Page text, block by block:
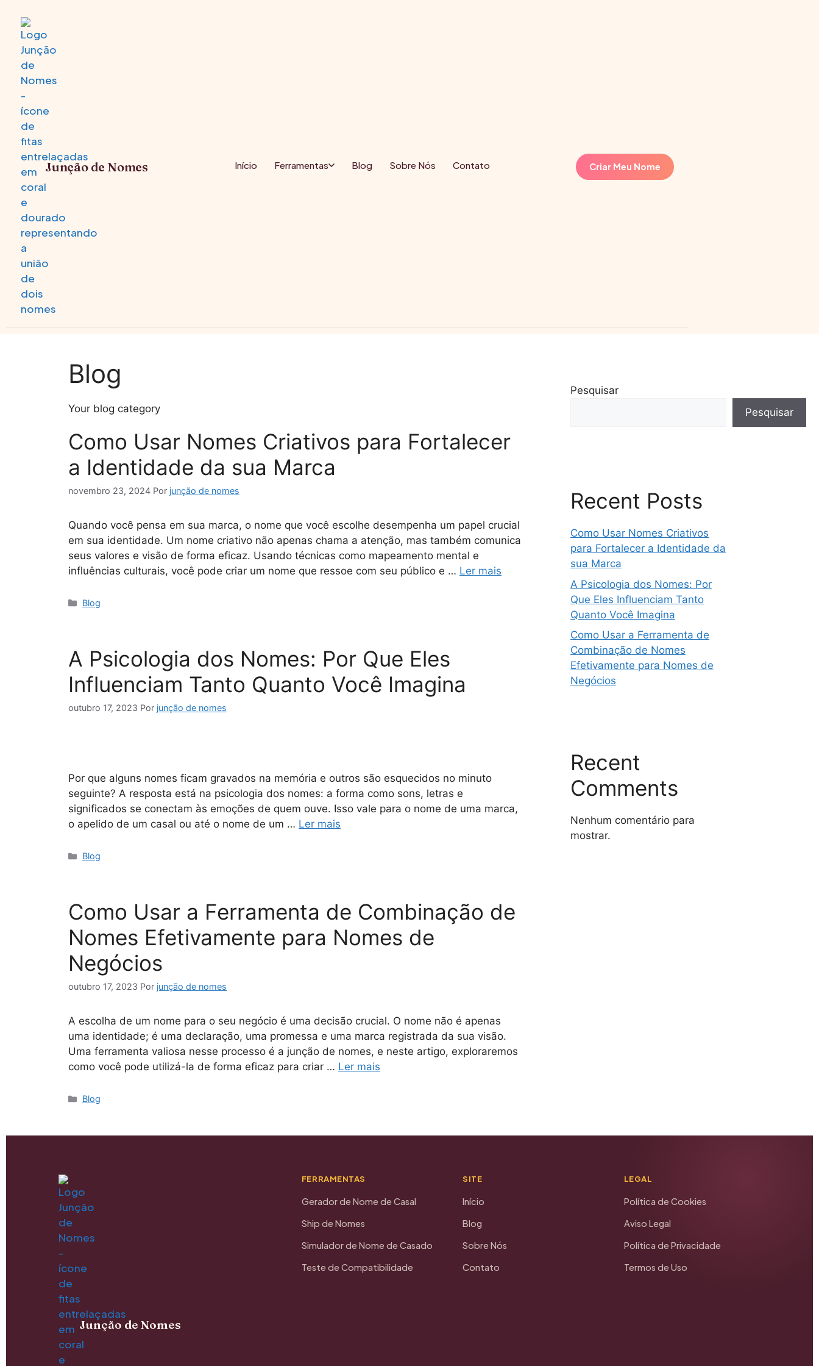
Junção de Nomes Início Ferramentas Blog Sobre Nós Contato Criar Meu Nome
Blog
Your blog category
Como Usar Nomes Criativos para Fortalecer
a Identidade da sua Marca
novembro 23, 2024 Por junção de nomes
Quando você pensa em sua marca, o nome que você escolhe desempenha um papel crucial
em sua identidade. Um nome criativo não apenas chama a atenção, mas também comunica
seus valores e visão de forma eficaz. Usando técnicas como mapeamento mental e
influências culturais, você pode criar um nome que ressoe com seu público e … Ler mais
Blog
A Psicologia dos Nomes: Por Que Eles
Influenciam Tanto Quanto Você Imagina
outubro 17, 2023 Por junção de nomes
Por que alguns nomes ficam gravados na memória e outros são esquecidos no minuto
seguinte? A resposta está na psicologia dos nomes: a forma como sons, letras e
significados se conectam às emoções de quem ouve. Isso vale para o nome de uma marca,
o apelido de um casal ou até o nome de um … Ler mais
Blog
Como Usar a Ferramenta de Combinação de
Nomes Efetivamente para Nomes de
Negócios
outubro 17, 2023 Por junção de nomes
A escolha de um nome para o seu negócio é uma decisão crucial. O nome não é apenas
uma identidade; é uma declaração, uma promessa e uma marca registrada da sua visão.
Uma ferramenta valiosa nesse processo é a junção de nomes, e neste artigo, exploraremos
como você pode utilizá-la de forma eficaz para criar … Ler mais
Blog
Pesquisar
Pesquisar
Recent Posts
Como Usar Nomes Criativos
para Fortalecer a Identidade da
sua Marca
A Psicologia dos Nomes: Por
Que Eles Influenciam Tanto
Quanto Você Imagina
Como Usar a Ferramenta de
Combinação de Nomes
Efetivamente para Nomes de
Negócios
Recent
Comments
Nenhum comentário para
mostrar.
Junção de Nomes
FERRAMENTAS
Gerador de Nome de Casal
Ship de Nomes
Simulador de Nome de Casado
Teste de Compatibilidade
SITE
Início
Blog
Sobre Nós
Contato
LEGAL
Política de Cookies
Aviso Legal
Política de Privacidade
Termos de Uso